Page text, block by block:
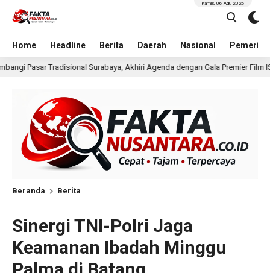
Home Headline Berita Daerah Nasional
Kamis, 06 Agu 2026
Akhiri Agenda dengan Gala Premier Film ISTIMEWA 15 jam lalu
Beranda Berita
Sinergi TNI-Polri Jaga
Keamanan Ibadah Minggu